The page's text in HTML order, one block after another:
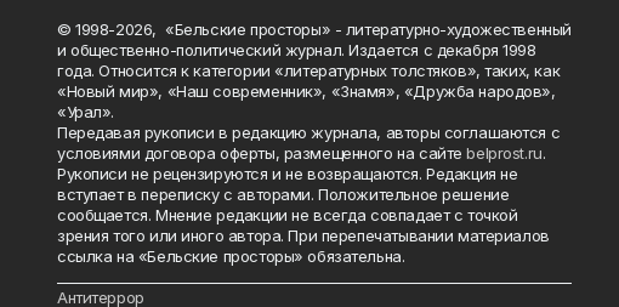
© 1998-2026, «Бельские просторы» - литературно-художественный
и общественно-политический журнал. Издается с декабря 1998
года. Относится к категории «литературных толстяков», таких, как
«Новый мир», «Наш современник», «Знамя», «Дружба народов»,
«Урал».
Передавая рукописи в редакцию журнала, авторы соглашаются с
условиями договора оферты, размещенного на сайтеbelprost.ru.
Рукописи не рецензируются и не возвращаются. Редакция не
вступает в переписку с авторами. Положительное решение
сообщается. Мнение редакции не всегда совпадает с точкой
зрения того или иного автора. При перепечатывании материалов
ссылка на «Бельские просторы» обязательна.
Антитеррор